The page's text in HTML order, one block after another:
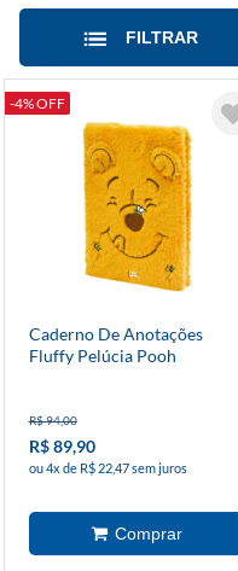
FILTRAR
-4% OFF
Caderno De Anotações
Fluffy Pelúcia Pooh
R$ 94,00
R$ 89,90
ou 4x de R$ 22,47 sem juros